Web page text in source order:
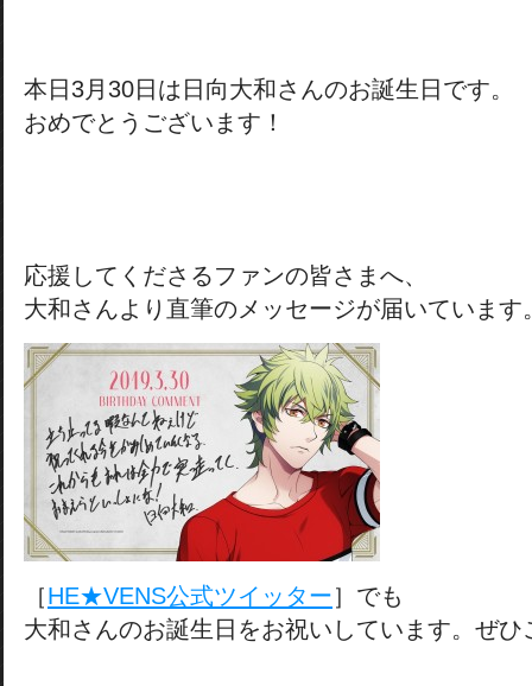
本日3月30日は日向大和さんのお誕生日です。
おめでとうございます！
応援してくださるファンの皆さまへ、
大和さんより直筆のメッセージが届いています
［HE★VENS公式ツイッター］でも
大和さんのお誕生日をお祝いしています。ぜひ